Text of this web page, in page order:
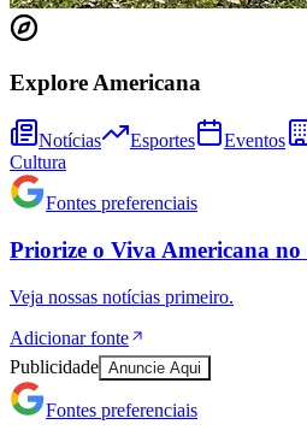
Athletico-PR
Explore Americana
Notícias Esportes Eventos
Cultura
Fontes preferenciais
Priorize o Viva Americana no
Veja nossas notícias primeiro.
Adicionar fonte
Publicidade Anuncie Aqui
Fontes preferenciais